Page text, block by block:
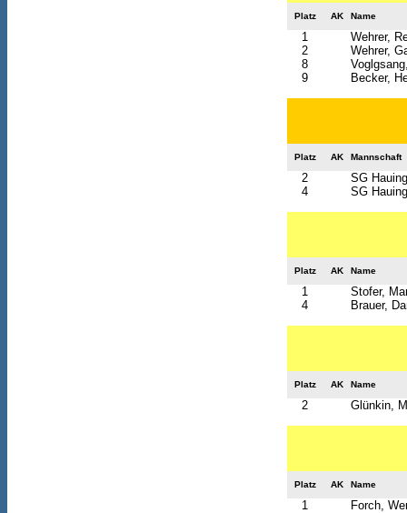
Platz AK Name
1
Wehrer,
2
Wehrer,
8
9
Becker,
Platz AK Mannschaft
2
SG
4
SG
Platz AK Name
1
Stofer,
4
Brauer,
Platz AK Name
2 Glünkin,
Platz AK Name
1 Forch,